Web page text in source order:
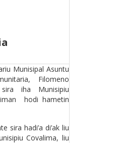
Munisipal Asuntu
Filomeno
iha Munisipiu
hodi hametin
sira hadi’a di’ak liu
Covalima, liu